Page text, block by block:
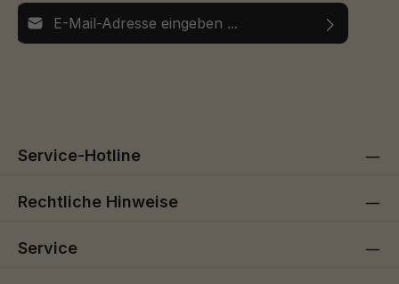
E-Mail-Adresse*
Service-Hotline
Rechtliche Hinweise
Service